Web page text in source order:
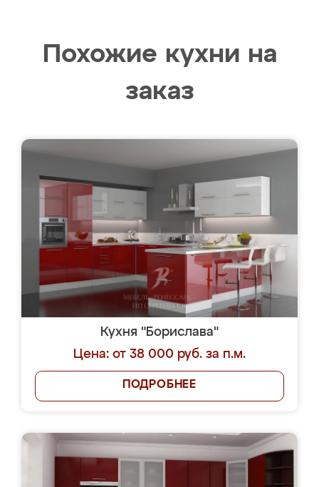
Похожие кухни на
заказ
Кухня "Борислава"
Цена: от 38 000 руб. за п.м.
ПОДРОБНЕЕ